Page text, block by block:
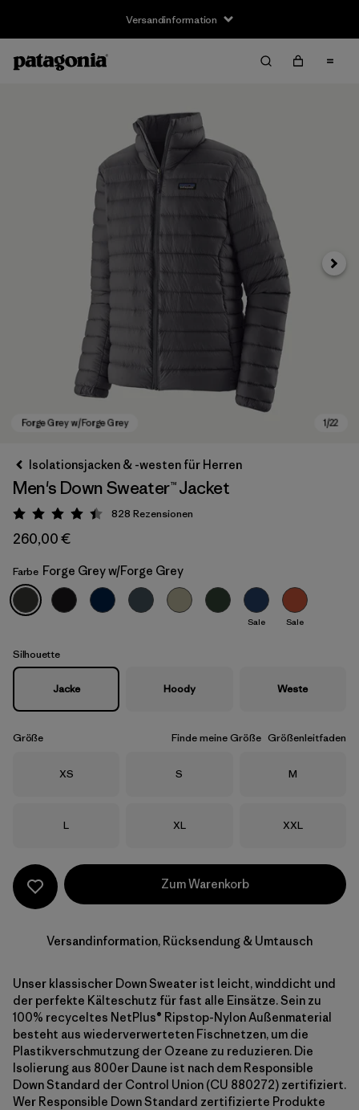
Versandinformation
Forge Grey w/Forge Grey
Isolationsjacken & -westen für Herren
Men's Down Sweater™ Jacket
Bewertung: 4.4 / 5
828 Rezensionen
260,00 €
Farbe Forge Grey w/Forge Grey
Sale Sale
Silhouette
Jacke Hoody Weste
Größe Finde meine Größe Größenleitfaden
Größe
XS Größe
S Größe
M
Größe
L Größe
XL Größe
XXL
Zum Warenkorb
Versandinformation, Rücksendung & Umtausch
Unser klassischer Down Sweater ist leicht, winddicht und
der perfekte Kälteschutz für fast alle Einsätze. Sein zu
100% recyceltes NetPlus® Ripstop-Nylon Außenmaterial
besteht aus wiederverwerteten Fischnetzen, um die
Plastikverschmutzung der Ozeane zu reduzieren. Die
Isolierung aus 800er Daune ist nach dem Responsible
Down Standard der Control Union (CU 880272) zertifiziert.
Wer Responsible Down Standard zertifizierte Produkte